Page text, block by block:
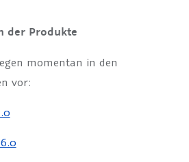
der Produkte
momentan in den
vor: